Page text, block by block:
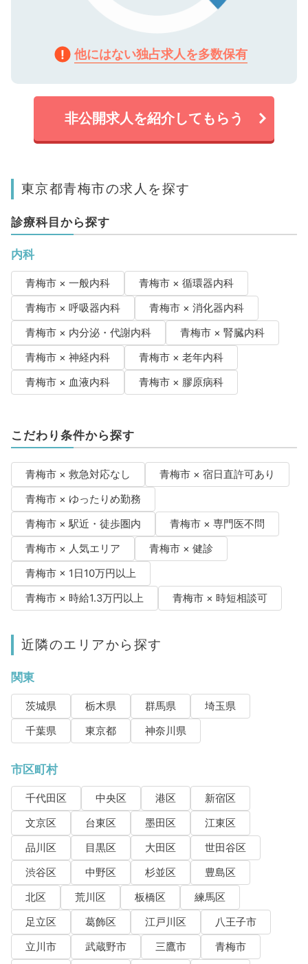
他にはない独占求人を多数保有
非公開求人を紹介してもらう
東京都青梅市の求人を探す
診療科目から探す
内科
青梅市 × 一般内科
青梅市 × 循環器内科
青梅市 × 呼吸器内科
青梅市 × 消化器内科
青梅市 × 内分泌・代謝内科
青梅市 × 腎臓内科
青梅市 × 神経内科
青梅市 × 老年内科
青梅市 × 血液内科
青梅市 × 膠原病科
こだわり条件から探す
青梅市 × 救急対応なし
青梅市 × 宿日直許可あり
青梅市 × ゆったりめ勤務
青梅市 × 駅近・徒歩圏内
青梅市 × 専門医不問
青梅市 × 人気エリア
青梅市 × 健診
青梅市 × 1日10万円以上
青梅市 × 時給1.3万円以上
青梅市 × 時短相談可
近隣のエリアから探す
関東
茨城県 栃木県 群馬県
埼玉県
千葉県
東京都 神奈川県
市区町村
千代田区 中央区 港区
新宿区
文京区
台東区 墨田区
江東区
品川区
目黒区 大田区
世田谷区
渋谷区
中野区 杉並区
豊島区
北区
荒川区 板橋区
練馬区
足立区
葛飾区 江戸川区
八王子市
立川市
武蔵野市 三鷹市
青梅市